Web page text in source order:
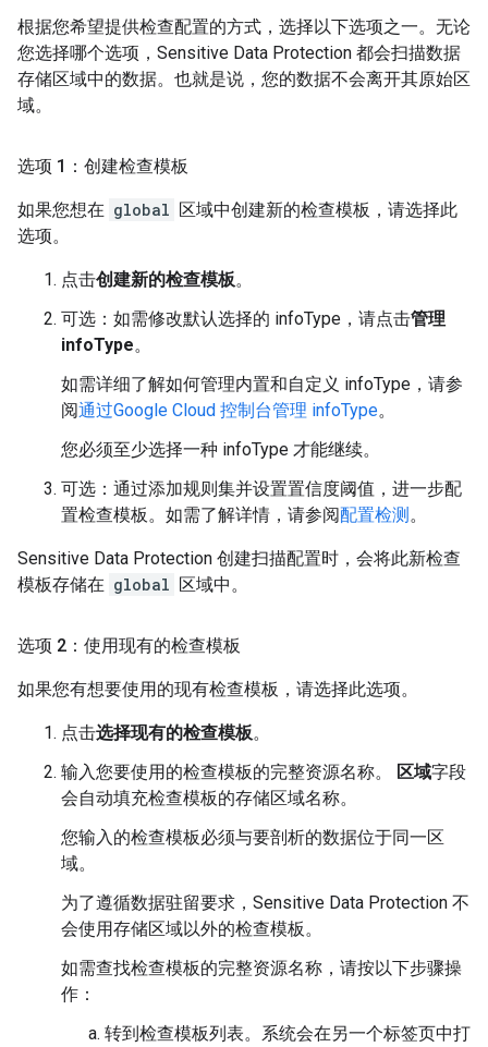
根据您希望提供检查配置的方式，选择以下选项之一。无论
您选择哪个选项，Sensitive Data Protection 都会扫描数据
存储区域中的数据。也就是说，您的数据不会离开其原始区
域。
选项 1：创建检查模板
如果您想在 global 区域中创建新的检查模板，请选择此
选项。
点击创建新的检查模板。
可选：如需修改默认选择的 infoType，请点击管理
infoType。
如需详细了解如何管理内置和自定义 infoType，请参
阅通过Google Cloud 控制台管理 infoType。
您必须至少选择一种 infoType 才能继续。
可选：通过添加规则集并设置置信度阈值，进一步配
置检查模板。如需了解详情，请参阅配置检测 。
Sensitive Data Protection 创建扫描配置时，会将此新检查
模板存储在 global 区域中。
选项 2：使用现有的检查模板
如果您有想要使用的现有检查模板，请选择此选项。
点击选择现有的检查模板。
输入您要使用的检查模板的完整资源名称。
区域字段
会自动填充检查模板的存储区域名称。
您输入的检查模板必须与要剖析的数据位于同一区
域。
为了遵循数据驻留要求，Sensitive Data Protection 不
会使用存储区域以外的检查模板。
如需查找检查模板的完整资源名称，请按以下步骤操
作：
转到检查模板列表。系统会在另一个标签页中打